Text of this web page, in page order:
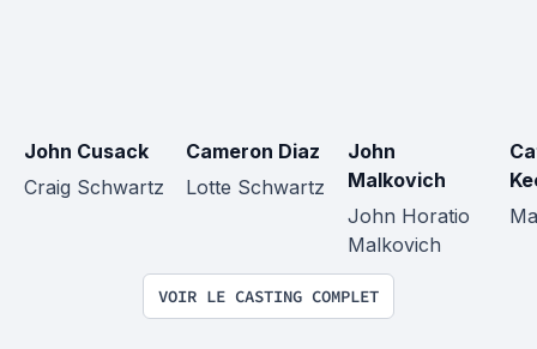
John Cusack
Craig Schwartz
Cameron Diaz
Lotte Schwartz
John
Malkovich
John Horatio
Malkovich
VOIR LE CASTING COMPLET